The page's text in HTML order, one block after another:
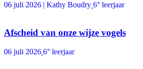
06 juli 2026 | Kathy Boudry 6° leerjaar
Afscheid van onze wijze vogels
06 juli 2026 6° leerjaar